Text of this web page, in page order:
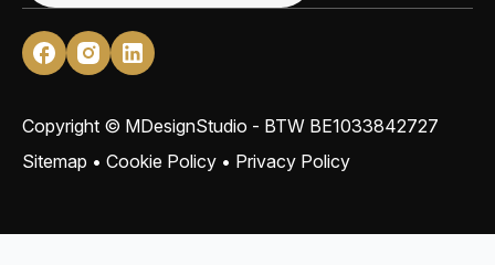
Copyright © MDesignStudio - BTW BE1033842727
Sitemap • Cookie Policy • Privacy Policy